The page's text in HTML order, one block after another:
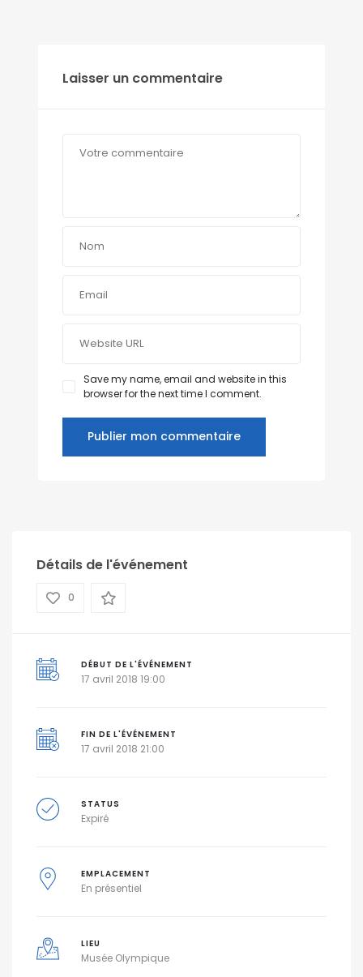
Laisser un commentaire
Save my name, email and website in this
browser for the next time I comment.
Détails de l'événement
0
DÉBUT DE L'ÉVÉNEMENT
17 avril 2018 19:00
FIN DE L'ÉVÉNEMENT
17 avril 2018 21:00
STATUS
Expiré
EMPLACEMENT
En présentiel
LIEU
Musée Olympique